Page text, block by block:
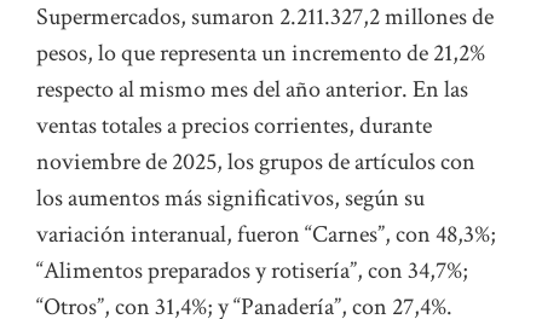
Supermercados, sumaron 2.211.327,2 millones de
pesos, lo que representa un incremento de 21,2%
respecto al mismo mes del año anterior. En las
ventas totales a precios corrientes, durante
noviembre de 2025, los grupos de artículos con
los aumentos más significativos, según su
variación interanual, fueron “Carnes”, con 48,3%;
“Alimentos preparados y rotisería”, con 34,7%;
“Otros”, con 31,4%; y “Panadería”, con 27,4%.